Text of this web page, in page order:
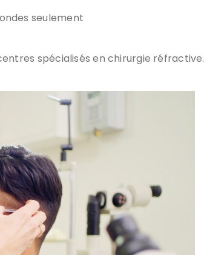
seulement
spécialisés en chirurgie réfractive.